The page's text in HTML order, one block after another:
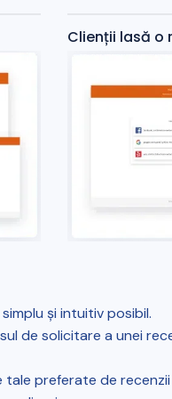
Clienții lasă o
și intuitiv posibil.
de solicitare a unei
preferate de